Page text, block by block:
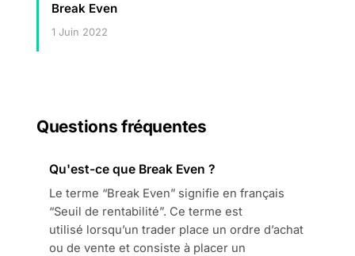
Break Even
1 Juin 2022
Questions fréquentes
Qu'est-ce que Break Even ?
Le terme “Break Even” signifie en français
“Seuil de rentabilité”. Ce terme est
utilisé lorsqu’un trader place un ordre d’achat
ou de vente et consiste à placer un